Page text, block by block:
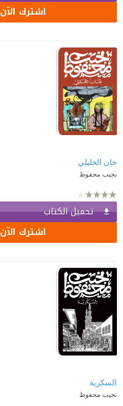
اشترك الآن
خان الخليلي
نجيب محفوظ
تحميل الكتاب
اشترك الآن
السكرية
نجيب محفوظ